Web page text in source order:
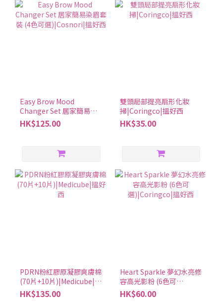
命「MEDICAL GOLD」將能發揮作用！「MEDICAL GOLD」當中因
含有「甲鈷胺（Mecobalamin）」成分，即維他命B12 的一種，此
成分與修復末梢神經息息相關，與「葉酸」加乘後可緩和眼睛、肩
勞、較嚴重的肩頸痠痛等，都能針對症狀挑選最適合的「合利他
命」，陪伴一家人保健身體！ 合利他命常見問題1. 合利他命的服用
事項來使用喔。2. 合利他命是否有成分依賴性或耐受性？合利他命
的成分不會讓人上癮，也不會讓效果變差，所以長期吃也不會有問
題。3. 合利他命的適用年齡及功效是什麼？合利他命A適合7歲以上
的人用，其他錠劑要15歲以上才可以吃。合利他命可以幫你緩解身
或對藥物有過敏反應，建議先問問醫生或藥劑師。服用後若出現皮
膚發疹、紅腫、瘙癢，或消化系統不適如噁心、嘔吐、口腔炎、胃
部不適等症狀，要馬上停藥並看醫生。另外，服藥後可能會便秘、
Easy Brow Mood
Changer Set 居家簡易染
眉套裝 (4色可
選)|Cosnori|搵好西
HK$125.00
雙頭局部提亮扇形化妝
掃|Coringco|搵好西
HK$35.00
PDRN粉紅膠原凝膠爽膚棉
(70片+10片)|Medicube|搵
好西
HK$135.00
Heart Sparkle 夢幻水亮修
容高光影粉 (6色可
選)|Coringco|搵好西
HK$60.00